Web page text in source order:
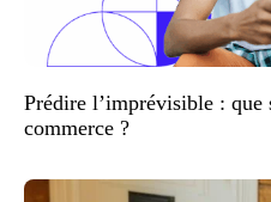
Prédire l’imprévisible : que
commerce ?